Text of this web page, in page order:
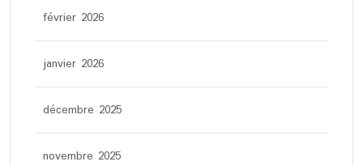
février 2026
janvier 2026
décembre 2025
novembre 2025